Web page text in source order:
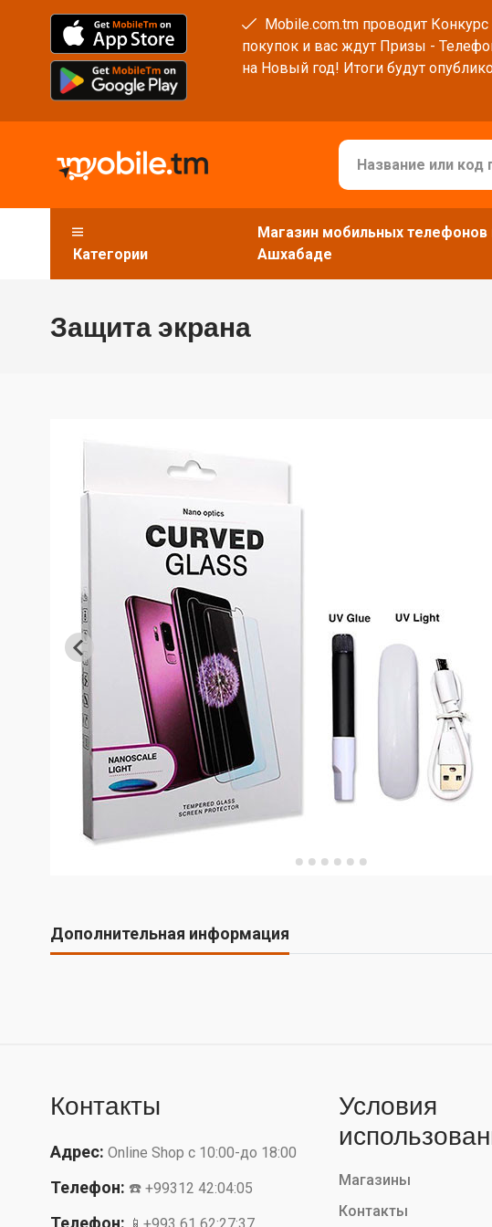
Mobile.com.tm проводит
покупок и вас ждут Призы -
на Новый год! Итоги будут
Категории
Магазин мобильных телефонов
Ашхабаде
Защита экрана
Дополнительная информация
Контакты
Адрес: Online Shop с 10:00-до 18:00
Телефон: ☎️ +99312 42:04:05
Условия
Магазины
Контакты